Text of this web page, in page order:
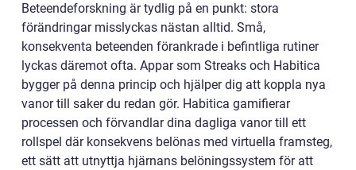
Beteendeforskning är tydlig på en punkt: stora
förändringar misslyckas nästan alltid. Små,
konsekventa beteenden förankrade i befintliga rutiner
lyckas däremot ofta. Appar som Streaks och Habitica
bygger på denna princip och hjälper dig att koppla nya
vanor till saker du redan gör. Habitica gamifierar
processen och förvandlar dina dagliga vanor till ett
rollspel där konsekvens belönas med virtuella framsteg,
ett sätt att utnyttja hjärnans belöningssystem för att